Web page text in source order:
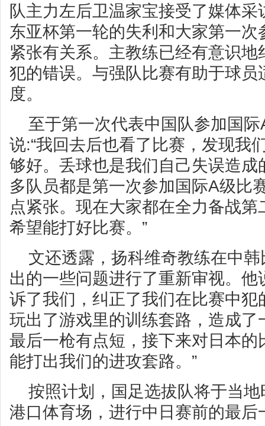
队主力左后卫温家宝接受了媒体
东亚杯第一轮的失利和大家第一
紧张有关系。主教练已经有意识
犯的错误。与强队比赛有助于球员
度。
至于第一次代表中国队参加国
说:“我回去后也看了比赛，发现我
够好。丢球也是我们自己失误造成
多队员都是第一次参加国际A级比
点紧张。现在大家都在全力备战
希望能打好比赛。”
文还透露，扬科维奇教练在中
出的一些问题进行了重新审视。他
诉了我们，纠正了我们在比赛中犯
玩出了游戏里的训练套路，造成了
最后一枪有点短，接下来对日本的
能打出我们的进攻套路。”
按照计划，国足选拔队将于当
港口体育场，进行中日赛前的最后